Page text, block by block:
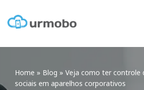
Home » Blog » Veja como ter controle
sociais em aparelhos corporativos